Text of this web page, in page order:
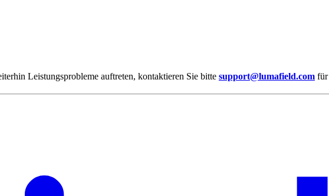
Leistungsprobleme auftreten, kontaktieren Sie bitte support@lumafield.com für